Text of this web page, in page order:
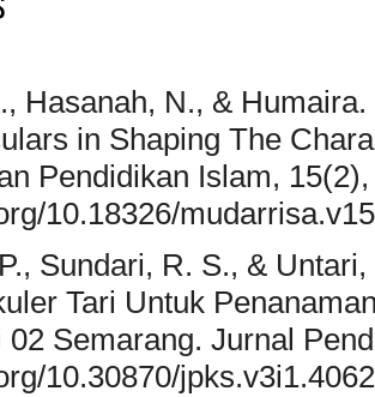
Hasanah, N., &
in Shaping The
Pendidikan Islam,
10.18326/
Sundari, R. S., &
Tari Untuk
02 Semarang. Jurnal
10.30870/jpks.v3i1.4062